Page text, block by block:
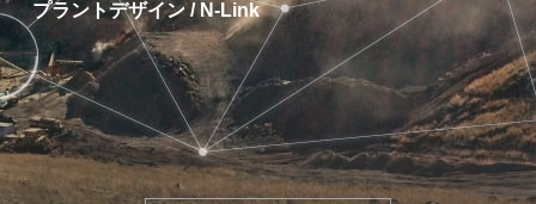
プラントデザイン / N-Link